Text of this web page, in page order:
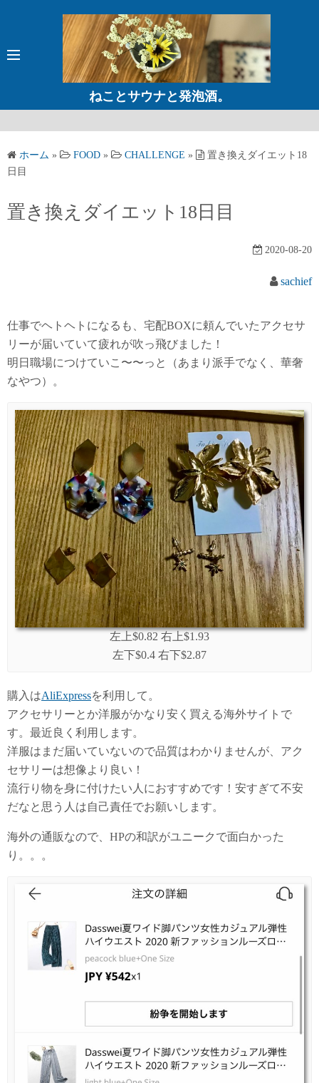
ン
ッ
プ
ねことサウナと発泡酒。
ホーム » FOOD » CHALLENGE »
置き換えダイエット18
日目
置き換えダイエット18日目
2020-08-20
sachief
仕事でヘトヘトになるも、宅配BOXに頼んでいたアクセサ
リーが届いていて疲れが吹っ飛びました！
明日職場につけていこ〜〜っと（あまり派手でなく、華奢
なやつ）。
左上$0.82 右上$1.93
左下$0.4 右下$2.87
購入はAliExpressを利用して。
アクセサリーとか洋服がかなり安く買える海外サイトで
す。最近良く利用します。
洋服はまだ届いていないので品質はわかりませんが、アク
セサリーは想像より良い！
流行り物を身に付けたい人におすすめです！安すぎて不安
だなと思う人は自己責任でお願いします。
海外の通販なので、HPの和訳がユニークで面白かった
り。。。